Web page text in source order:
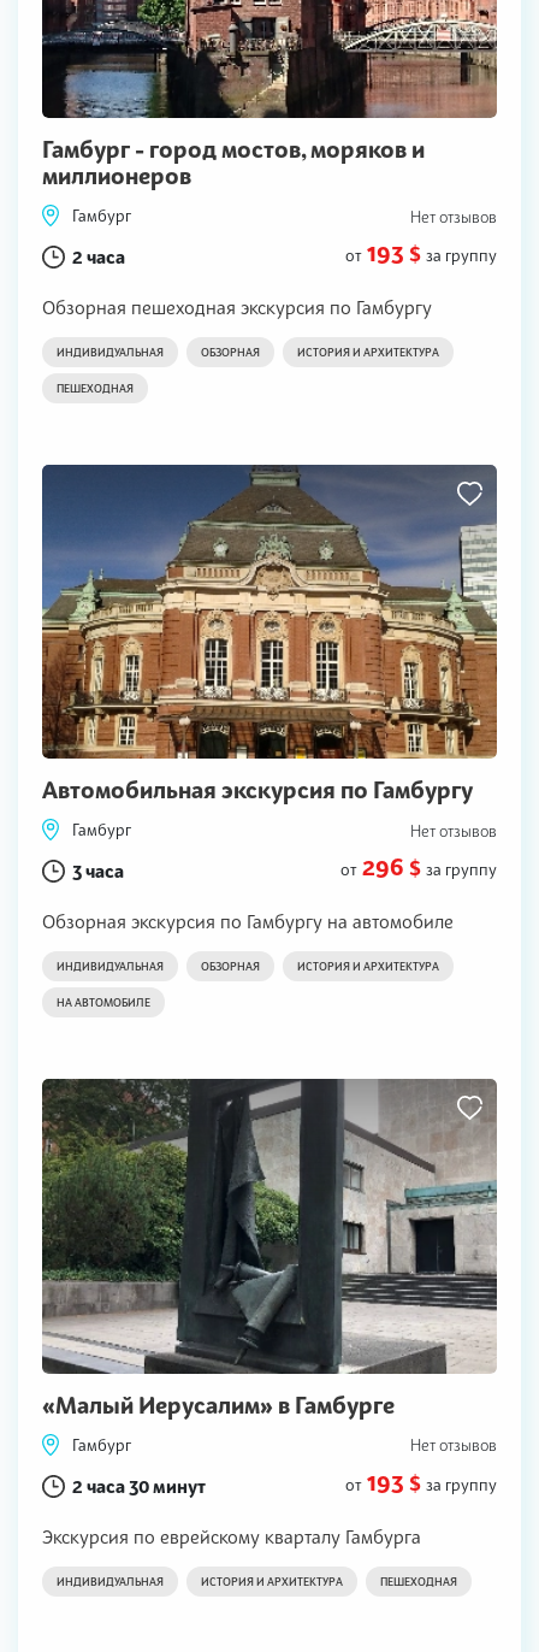
Гамбург - город мостов, моряков и
миллионеров
Гамбург Нет отзывов
2 часа от 193 $ за группу
Обзорная пешеходная экскурсия по Гамбургу
ИНДИВИДУАЛЬНАЯ ОБЗОРНАЯ ИСТОРИЯ И АРХИТЕКТУРА
ПЕШЕХОДНАЯ
Автомобильная экскурсия по Гамбургу
Гамбург Нет отзывов
3 часа от 296 $ за группу
Обзорная экскурсия по Гамбургу на автомобиле
ИНДИВИДУАЛЬНАЯ ОБЗОРНАЯ ИСТОРИЯ И АРХИТЕКТУРА
НА АВТОМОБИЛЕ
«Малый Иерусалим» в Гамбурге
Гамбург Нет отзывов
2 часа 30 минут от 193 $ за группу
Экскурсия по еврейскому кварталу Гамбурга
ИНДИВИДУАЛЬНАЯ ИСТОРИЯ И АРХИТЕКТУРА ПЕШЕХОДНАЯ